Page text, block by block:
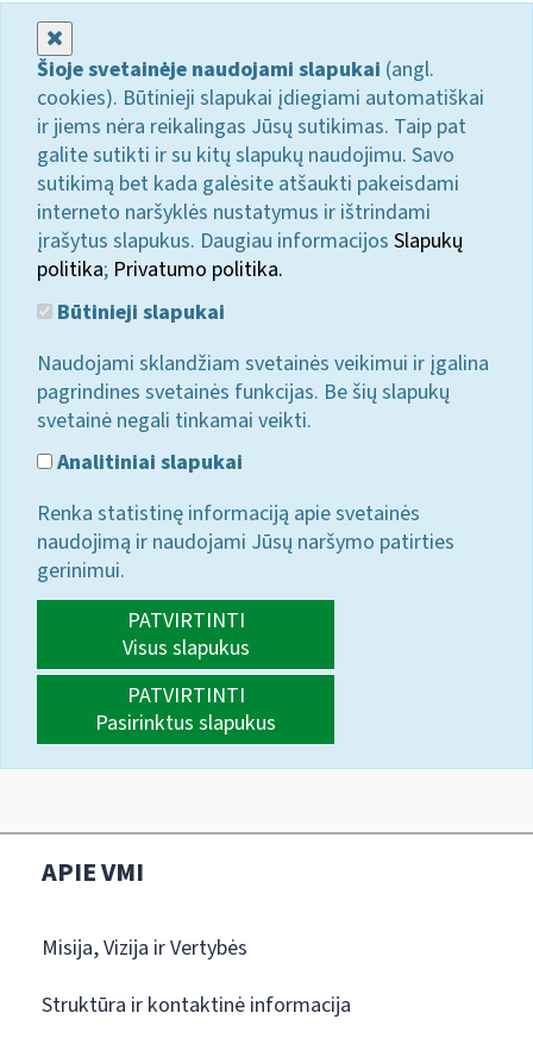
Šioje svetainėje naudojami slapukai (angl.
cookies). Būtinieji slapukai įdiegiami automatiškai
ir jiems nėra reikalingas Jūsų sutikimas. Taip pat
galite sutikti ir su kitų slapukų naudojimu. Savo
sutikimą bet kada galėsite atšaukti pakeisdami
interneto naršyklės nustatymus ir ištrindami
įrašytus slapukus. Daugiau informacijos Slapukų
politika; Privatumo politika.
Būtinieji slapukai
Naudojami sklandžiam svetainės veikimui ir įgalina
pagrindines svetainės funkcijas. Be šių slapukų
svetainė negali tinkamai veikti.
Analitiniai slapukai
Renka statistinę informaciją apie svetainės
naudojimą ir naudojami Jūsų naršymo patirties
gerinimui.
PATVIRTINTI
Visus slapukus
PATVIRTINTI
Pasirinktus slapukus
APIE VMI
Misija, Vizija ir Vertybės
Struktūra ir kontaktinė informacija